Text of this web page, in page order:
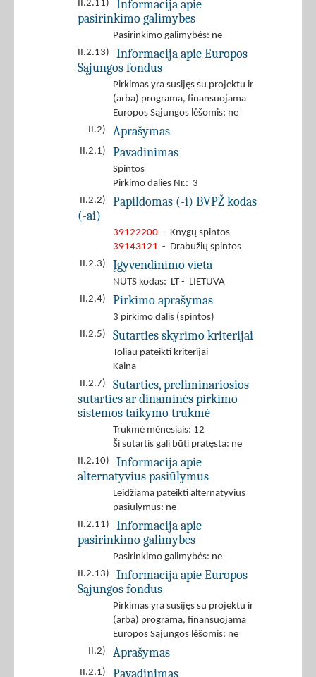
II.2.11)
Informacija apie
pasirinkimo galimybes
Pasirinkimo galimybės: ne
II.2.13)
Informacija apie Europos
Sąjungos fondus
Pirkimas yra susijęs su projektu ir
(arba) programa, finansuojama
Europos Sąjungos lėšomis: ne
II.2)
Aprašymas
II.2.1) Pavadinimas
Spintos
Pirkimo dalies Nr.: 3
II.2.2)
Papildomas (-i) BVPŽ kodas
(-ai)
39122200 - Knygų spintos
39143121 - Drabužių spintos
II.2.3)
Įgyvendinimo vieta
NUTS kodas: LT - LIETUVA
II.2.4)
Pirkimo aprašymas
3 pirkimo dalis (spintos)
II.2.5)
Sutarties skyrimo kriterijai
Toliau pateikti kriterijai
Kaina
II.2.7)
Sutarties, preliminariosios
sutarties ar dinaminės pirkimo
sistemos taikymo trukmė
Trukmė mėnesiais: 12
Ši sutartis gali būti pratęsta: ne
II.2.10)
Informacija apie
alternatyvius pasiūlymus
Leidžiama pateikti alternatyvius
pasiūlymus: ne
II.2.11)
Informacija apie
pasirinkimo galimybes
Pasirinkimo galimybės: ne
II.2.13)
Informacija apie Europos
Sąjungos fondus
Pirkimas yra susijęs su projektu ir
(arba) programa, finansuojama
Europos Sąjungos lėšomis: ne
II.2)
Aprašymas
II.2.1) Pavadinimas